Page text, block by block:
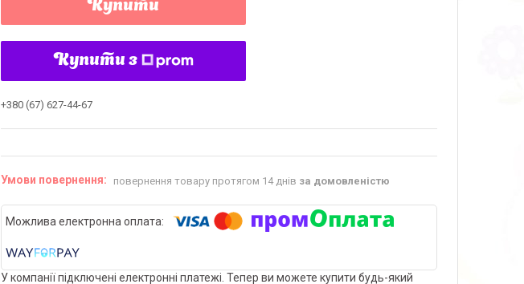
Купити
Купити з
+380 (67) 627-44-67
повернення товару протягом 14 днів за домовленістю
У компанії підключені електронні платежі. Тепер ви можете купити будь-який